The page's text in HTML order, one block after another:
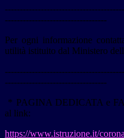
----------------------------------
Per ogni informazione
utilità istituito dal Ministero
----------------------------------
* PAGINA DEDICATA e
al link:
https://www.istruzione.it/